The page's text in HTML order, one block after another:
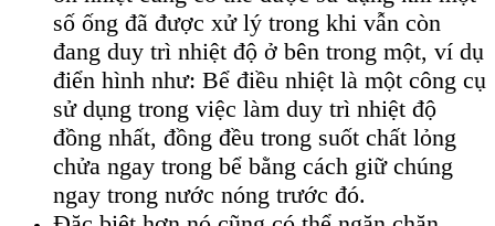
số ống đã được xử lý trong khi vẫn còn
đang duy trì nhiệt độ ở bên trong một, ví dụ
điển hình như: Bể điều nhiệt là một công cụ
sử dụng trong việc làm duy trì nhiệt độ
đồng nhất, đồng đều trong suốt chất lỏng
chửa ngay trong bể bằng cách giữ chúng
ngay trong nước nóng trước đó.